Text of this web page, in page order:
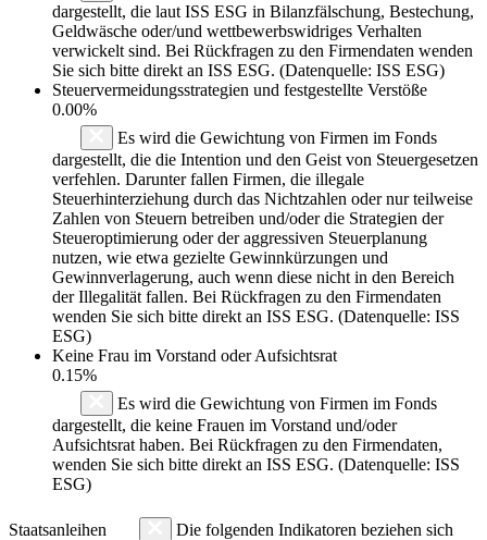
dargestellt, die laut ISS ESG in Bilanzfälschung, Bestechung,
Geldwäsche oder/und wettbewerbswidriges Verhalten
verwickelt sind. Bei Rückfragen zu den Firmendaten wenden
Sie sich bitte direkt an ISS ESG. (Datenquelle: ISS ESG)
Steuervermeidungsstrategien und festgestellte Verstöße
0.00%
Es wird die Gewichtung von Firmen im Fonds
dargestellt, die die Intention und den Geist von Steuergesetzen
verfehlen. Darunter fallen Firmen, die illegale
Steuerhinterziehung durch das Nichtzahlen oder nur teilweise
Zahlen von Steuern betreiben und/oder die Strategien der
Steueroptimierung oder der aggressiven Steuerplanung
nutzen, wie etwa gezielte Gewinnkürzungen und
Gewinnverlagerung, auch wenn diese nicht in den Bereich
der Illegalität fallen. Bei Rückfragen zu den Firmendaten
wenden Sie sich bitte direkt an ISS ESG. (Datenquelle: ISS
ESG)
Keine Frau im Vorstand oder Aufsichtsrat
0.15%
Es wird die Gewichtung von Firmen im Fonds
dargestellt, die keine Frauen im Vorstand und/oder
Aufsichtsrat haben. Bei Rückfragen zu den Firmendaten,
wenden Sie sich bitte direkt an ISS ESG. (Datenquelle: ISS
ESG)
Staatsanleihen
Die folgenden Indikatoren beziehen sich